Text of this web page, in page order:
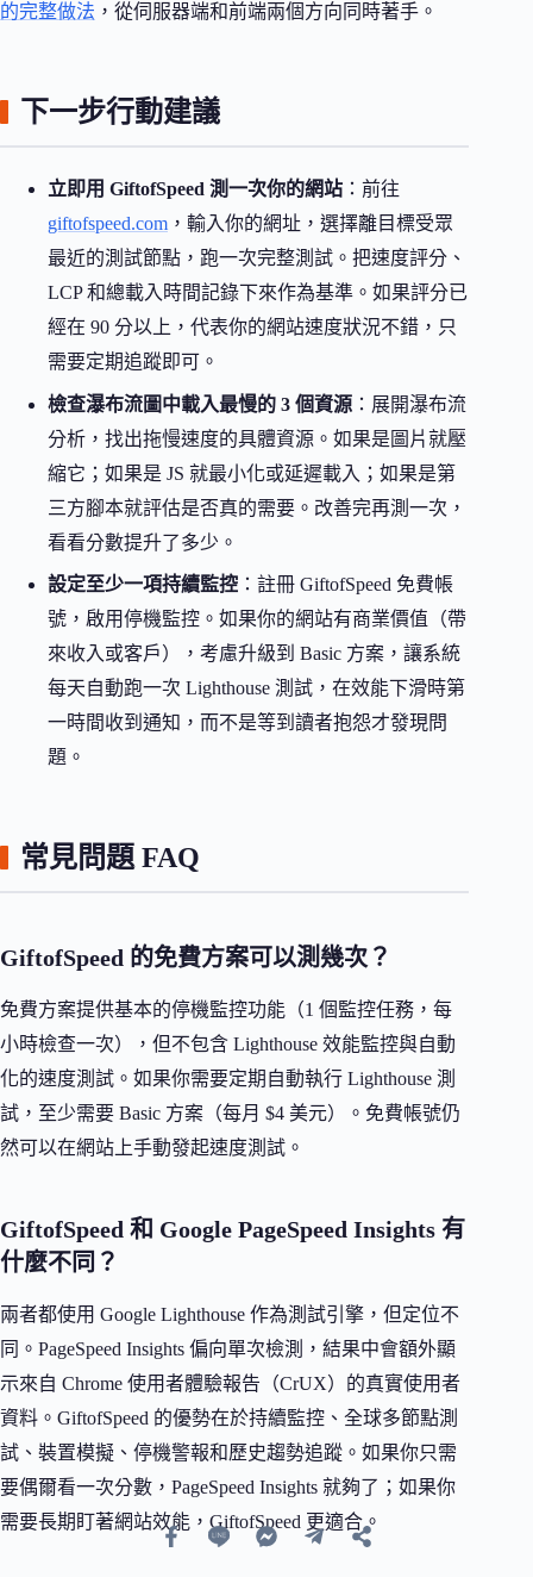
的完整做法 ，從伺服器端和前端兩個方向同時著手。
下一步行動建議
立即用 GiftofSpeed 測一次你的網站 ：前往
giftofspeed.com ，輸入你的網址，選擇離目標受眾
最近的測試節點，跑一次完整測試。把速度評分、
LCP 和總載入時間記錄下來作為基準。如果評分已
經在 90 分以上，代表你的網站速度狀況不錯，只
需要定期追蹤即可。
檢查瀑布流圖中載入最慢的 3 個資源 ：展開瀑布流
分析，找出拖慢速度的具體資源。如果是圖片就壓
縮它；如果是 JS 就最小化或延遲載入；如果是第
三方腳本就評估是否真的需要。改善完再測一次，
看看分數提升了多少。
設定至少一項持續監控 ：註冊 GiftofSpeed 免費帳
號，啟用停機監控。如果你的網站有商業價值（帶
來收入或客戶），考慮升級到 Basic 方案，讓系統
每天自動跑一次 Lighthouse 測試，在效能下滑時第
一時間收到通知，而不是等到讀者抱怨才發現問
題。
常見問題 FAQ
GiftofSpeed 的免費方案可以測幾次？
免費方案提供基本的停機監控功能（1 個監控任務，每
小時檢查一次），但不包含 Lighthouse 效能監控與自動
化的速度測試。如果你需要定期自動執行 Lighthouse 測
試，至少需要 Basic 方案（每月 $4 美元）。免費帳號仍
然可以在網站上手動發起速度測試。
GiftofSpeed 和 Google PageSpeed Insights 有
什麼不同？
兩者都使用 Google Lighthouse 作為測試引擎，但定位不
同。PageSpeed Insights 偏向單次檢測，結果中會額外顯
示來自 Chrome 使用者體驗報告（CrUX）的真實使用者
資料。GiftofSpeed 的優勢在於持續監控、全球多節點測
試、裝置模擬、停機警報和歷史趨勢追蹤。如果你只需
要偶爾看一次分數，PageSpeed Insights 就夠了；如果你
需要長期盯著網站效能，GiftofSpeed 更適合。